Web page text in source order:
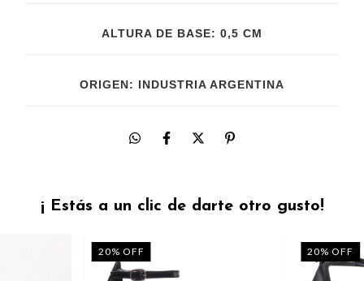
ALTURA DE BASE: 0,5 CM
ORIGEN: INDUSTRIA ARGENTINA
¡ Estás a un clic de darte otro gusto!
20% OFF 20%OFF